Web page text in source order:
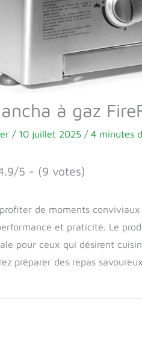
à gaz
/ 10 juillet 2025 / 4 minutes
5 - (9 votes)
profiter de moments
et praticité. Le
pour ceux qui désirent
préparer des repas